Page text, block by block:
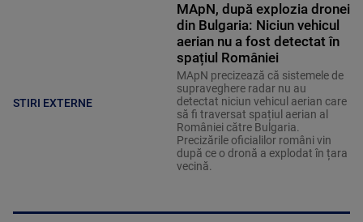
STIRI EXTERNE
MApN, după explozia dronei
din Bulgaria: Niciun vehicul
aerian nu a fost detectat în
spațiul României
MApN precizează că sistemele de
supraveghere radar nu au
detectat niciun vehicul aerian care
să fi traversat spațiul aerian al
României către Bulgaria.
Precizările oficialilor români vin
după ce o dronă a explodat în țara
vecină.